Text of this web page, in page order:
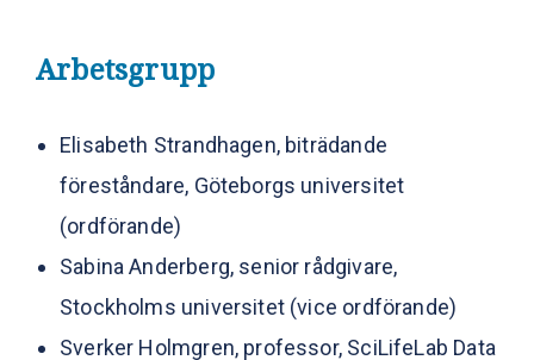
Arbetsgrupp
Elisabeth Strandhagen, biträdande
föreståndare, Göteborgs universitet
(ordförande)
Sabina Anderberg, senior rådgivare,
Stockholms universitet (vice ordförande)
Sverker Holmgren, professor, SciLifeLab Data